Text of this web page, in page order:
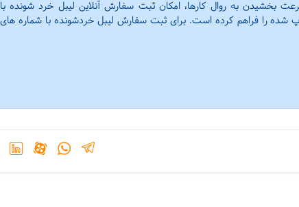
بخشیدن به روال کارها، امکان ثبت سفارش آنلاین لیبل خرد شونده با
شده را فراهم کرده است. برای ثبت سفارش لیبل خردشونده با شماره های